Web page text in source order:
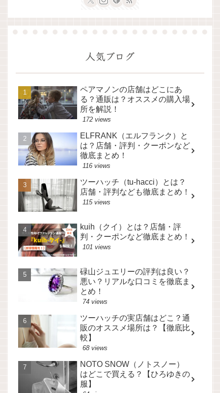
人気ブログ
ペアマノンの店舗はどこにあ
る？通販は？オススメの購入場
所を解説！
172 views
ELFRANK（エルフランク）と
は？店舗・評判・クーポンなど
徹底まとめ！
116 views
ツーハッチ（tu-hacci）とは？
店舗・評判なども徹底まとめ！
115 views
kuih（クイ）とは？店舗・評
判・クーポンなど徹底まとめ！
101 views
碌山ジュエリーの評判は良い？
悪い？リアルな口コミを徹底ま
とめ！
74 views
ツーハッチの実店舗はどこ？通
販のオススメ場所は？【徹底比
較】
68 views
NOTO SNOW（ノトスノー）
はどこで買える？【ひろゆきの
服】